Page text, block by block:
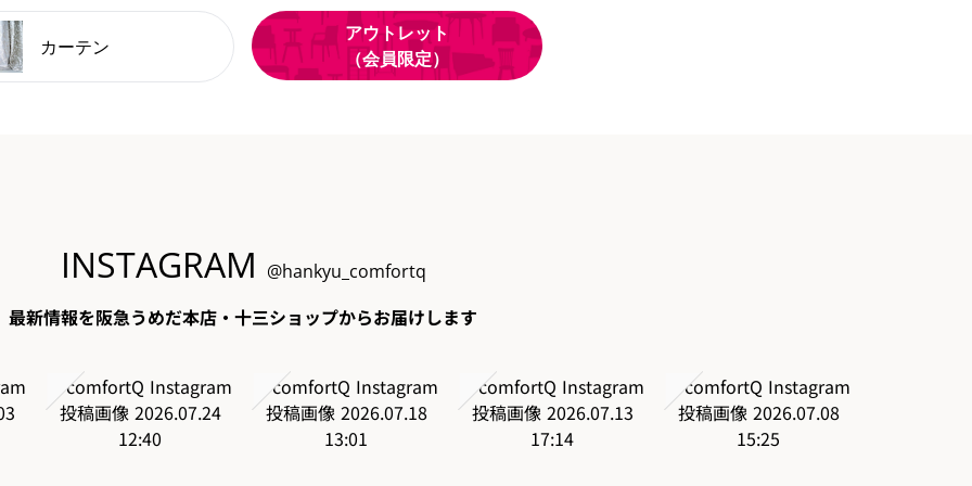
カーテン
アウトレット
（会員限定）
INSTAGRAM @hankyu_comfortq
最新情報を阪急うめだ本店・十三ショップからお届けします